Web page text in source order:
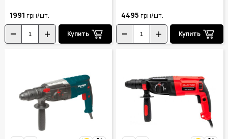
1991 грн/шт.
Купить
4495 грн/шт.
Купить